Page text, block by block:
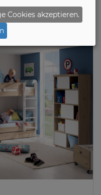
Cookies akzeptieren.